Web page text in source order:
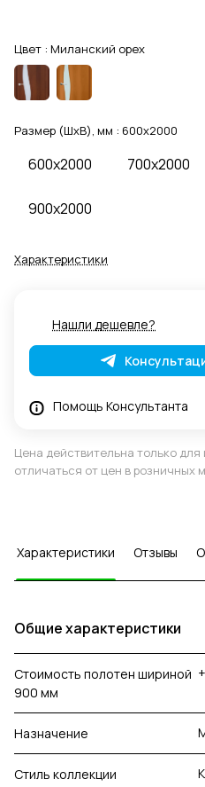
Цвет : Миланский орех
Размер (ШхВ), мм : 600x2000
600x2000 700x2000
900x2000
Характеристики
Нашли дешевле?
Помощь Консультанта
Цена действительна только
отличаться от цен в розничных
Характеристики Отзывы
Общие характеристики
Стоимость полотен шириной
900 мм
Назначение
Стиль коллекции